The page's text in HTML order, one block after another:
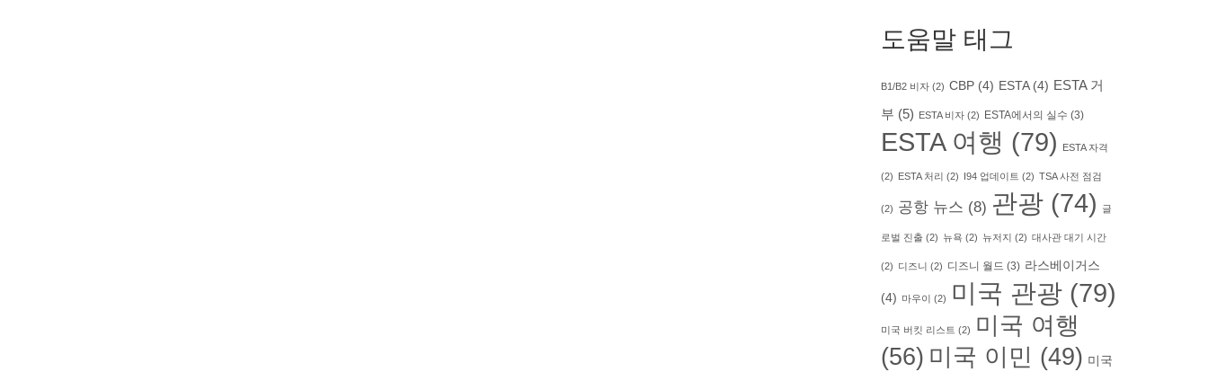
도움말 태그
B1/B2 비자(2) CBP(4) ESTA(4) ESTA 거
부 (5) ESTA 비자(2) ESTA에서의 실수 (3)
ESTA 여행 (79) ESTA 자격
(2) ESTA 처리 (2) I94 업데이트 (2) TSA 사전 점검
(2) 공항 뉴스 (8) 관광(74) 글
로벌 진출 (2) 뉴욕 (2) 뉴저지 (2) 대사관 대기 시간
(2) 디즈니 (2) 디즈니 월드 (3) 라스베이거스
(4) 마우이 (2) 미국 관광(79)
미국 버킷 리스트 (2)
미국 여행
(56) 미국 이민 (49) 미국